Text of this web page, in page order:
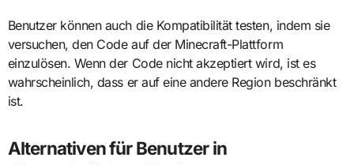
Benutzer können auch die Kompatibilität testen, indem sie
versuchen, den Code auf der Minecraft-Plattform
einzulösen. Wenn der Code nicht akzeptiert wird, ist es
wahrscheinlich, dass er auf eine andere Region beschränkt
ist.
Alternativen für Benutzer in